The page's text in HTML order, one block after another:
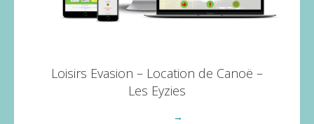
Loisirs Evasion – Location de Canoë –
Les Eyzies
→